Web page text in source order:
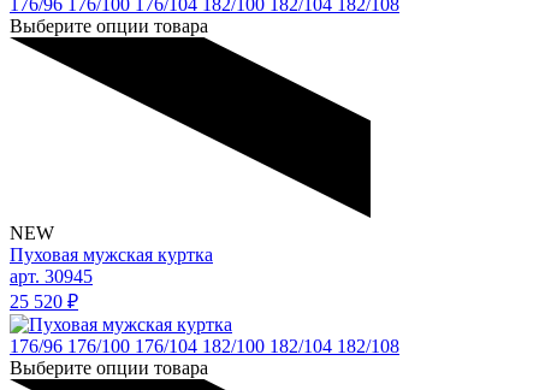
Выберите опции товара
NEW
Пуховая мужская куртка
арт. 30945
25 520 ₽
176/96 176/100 176/104 182/100 182/104 182/108
Выберите опции товара